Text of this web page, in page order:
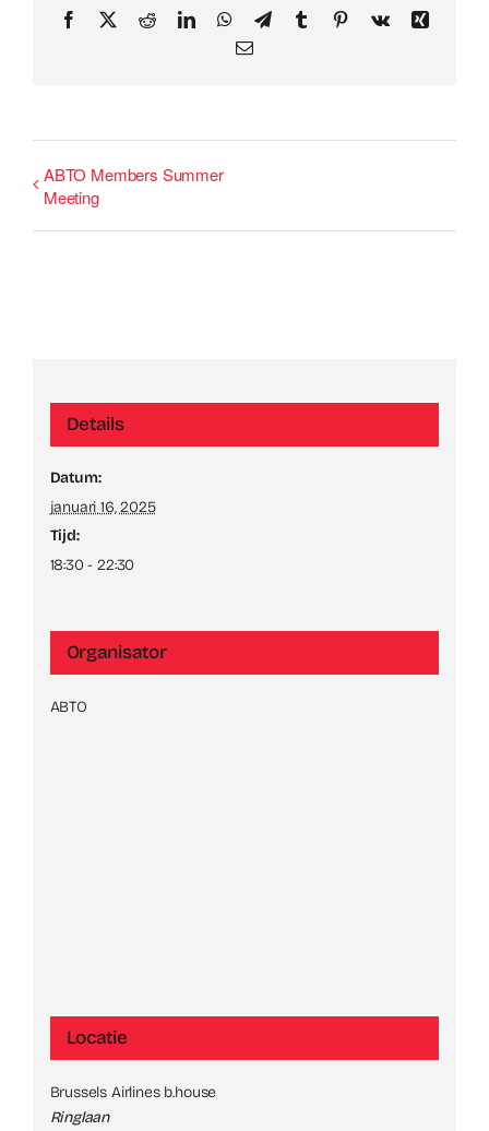
Facebook
X RedditLinkedInWhatsApp
TelegramTumblr PinterestVk
Xing
Email
ABTO Members Summer
Meeting
Details
Datum:
januari 16, 2025
Tijd:
18:30 - 22:30
Organisator
ABTO
Locatie
Brussels Airlines b.house
Ringlaan